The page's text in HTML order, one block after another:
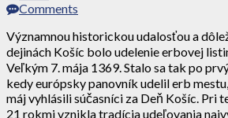
Comments
Významnou historickou udalosťou a
dejinách Košíc bolo udelenie erbovej
Veľkým 7. mája 1369. Stalo sa tak po
kedy európsky panovník udelil erb mestu,
máj vyhlásili súčasníci za Deň Košíc. Pri
21 rokmi vznikla tradícia udeľovania